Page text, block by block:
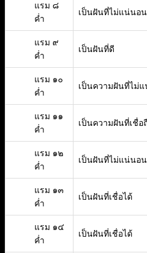
แรม ๘
ค่ำ
เป็นฝันที่ไม่แน่นอน
แรม ๙
ค่ำ
เป็นฝันที่ดี
แรม ๑๐
ค่ำ
เป็นความฝันที่ไม่
แรม ๑๑
ค่ำ
เป็นความฝันที่เชื่อ
แรม ๑๒
ค่ำ
เป็นฝันที่ไม่แน่นอน
แรม ๑๓
ค่ำ
เป็นฝันที่เชื่อได้
แรม ๑๔
ค่ำ
เป็นฝันที่เชื่อได้